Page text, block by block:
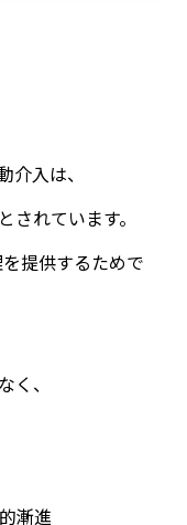
入は、
れています。
提供するためで
く、
漸進